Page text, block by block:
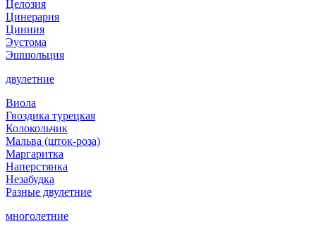
Целозия
Цинерария
Цинния
Эустома
Эшшольция
двулетние
Виола
Гвоздика турецкая
Колокольчик
Мальва (шток-роза)
Маргаритка
Наперстянка
Незабудка
Разные двулетние
многолетние